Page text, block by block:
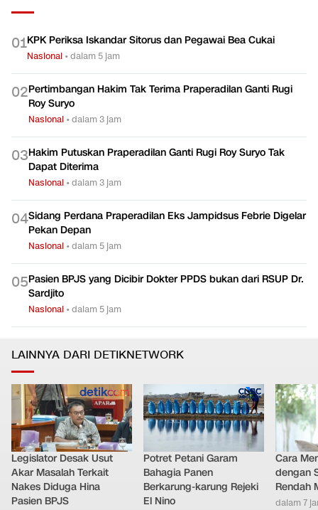
01KPK Periksa Iskandar Sitorus dan Pegawai Bea Cukai
Nasional •dalam 5 jam
02Pertimbangan Hakim Tak Terima Praperadilan Ganti Rugi
Roy Suryo
Nasional •dalam 3 jam
03Hakim Putuskan Praperadilan Ganti Rugi Roy Suryo Tak
Dapat Diterima
Nasional •dalam 3 jam
04Sidang Perdana Praperadilan Eks Jampidsus Febrie Digelar
Pekan Depan
Nasional •dalam 5 jam
05Pasien BPJS yang Dicibir Dokter PPDS bukan dari RSUP Dr.
Sardjito
Nasional •dalam 5 jam
LAINNYA DARI DETIKNETWORK
Legislator Desak Usut
Akar Masalah Terkait
Nakes Diduga Hina
Pasien BPJS
Potret Petani Garam
Bahagia Panen
Berkarung-karung Rejeki
El Nino
Cara
dengan
Rendah
dalam 7